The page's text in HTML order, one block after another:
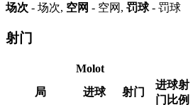
场次 - 场次, 空网 - 空网, 罚球- 罚球
射门
Molot
局
进球 射门
进球射
门比例